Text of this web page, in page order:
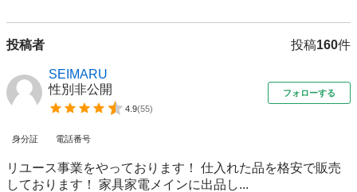
投稿者 投稿160件
SEIMARU
性別非公開
4.9(55)
フォローする
身分証 電話番号
リユース事業をやっております！ 仕入れた品を格安で販売
しております！ 家具家電メインに出品し...